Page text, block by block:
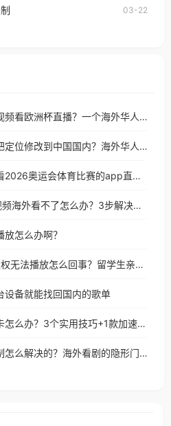
音乐地区版权限制」的问题，无论人在
03-22
马来西亚怎么用腾讯视频看欧洲杯直播？一个海外华人的真实困扰与破解
在美国用百合网怎么把定位修改到中国国内？海外华人必备的回国加速指南
在海外，如何优雅地看2026奥运会体育比赛的app直播？
海外党必看：CCTV视频海外看不了怎么办？3步解决地区限制+追剧自由
怎么办啊？
在国外QQ音乐因为版权无法播放怎么回事？留学生亲测有效的解决办法
设备就能找回国内的歌单
在国外用上游新闻很卡怎么办？3个实用技巧+1款加速器解决海外看国内内容难题
手机西瓜视频地区限制怎么解决的？海外看剧的隐形门与钥匙